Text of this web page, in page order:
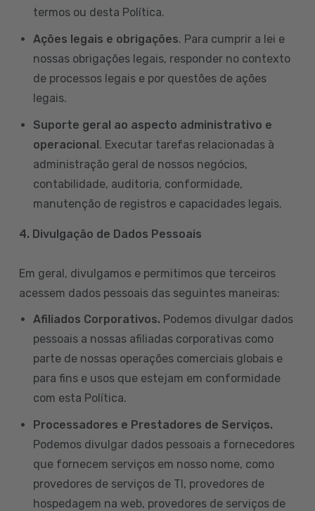
termos ou desta Política.
Ações legais e obrigações. Para cumprir a lei e
nossas obrigações legais, responder no contexto
de processos legais e por questões de ações
legais.
Suporte geral ao aspecto administrativo e
operacional. Executar tarefas relacionadas à
administração geral de nossos negócios,
contabilidade, auditoria, conformidade,
manutenção de registros e capacidades legais.
4. Divulgação de Dados Pessoais
Em geral, divulgamos e permitimos que terceiros
acessem dados pessoais das seguintes maneiras:
Afiliados Corporativos. Podemos divulgar dados
pessoais a nossas afiliadas corporativas como
parte de nossas operações comerciais globais e
para fins e usos que estejam em conformidade
com esta Política.
Processadores e Prestadores de Serviços.
Podemos divulgar dados pessoais a fornecedores
que fornecem serviços em nosso nome, como
provedores de serviços de TI, provedores de
hospedagem na web, provedores de serviços de